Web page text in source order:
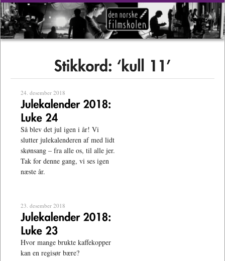
24. desember 2018
Så blev det jul igen i år! Vi
slutter julekalenderen af med lidt
skønsang – fra alle os, til alle jer.
Tak for denne gang, vi ses igen
næste år.
23. desember 2018
Hvor mange brukte kaffekopper
kan en regisør bære?